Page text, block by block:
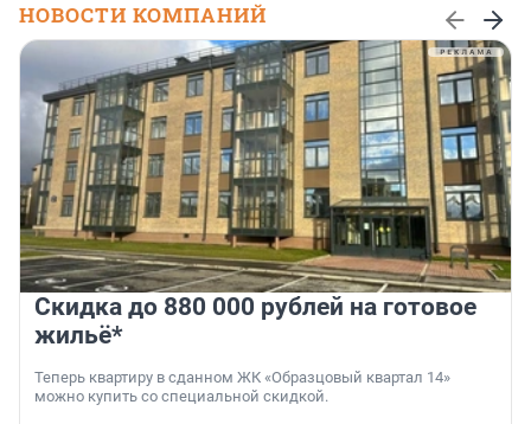
НОВОСТИ КОМПАНИЙ
Скидка до 880 000 рублей на готовое
жильё*
Теперь квартиру в сданном ЖК «Образцовый квартал 14»
можно купить со специальной скидкой.